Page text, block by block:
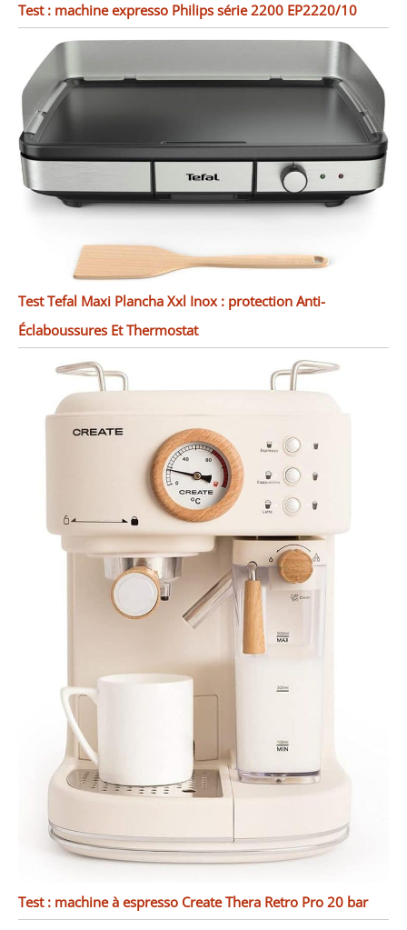
Test : machine expresso Philips série 2200 EP2220/10
Test Tefal Maxi Plancha Xxl Inox : protection Anti-
Éclaboussures Et Thermostat
Test : machine à espresso Create Thera Retro Pro 20 bar